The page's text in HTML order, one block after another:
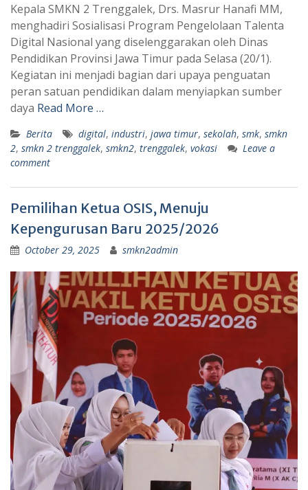
Kepala SMKN 2 Trenggalek, Drs. Masrur Hanafi MM,
menghadiri Sosialisasi Program Pengelolaan Talenta
Digital Nasional yang diselenggarakan oleh Dinas
Pendidikan Provinsi Jawa Timur pada Selasa (20/1).
Kegiatan ini menjadi bagian dari upaya penguatan
peran satuan pendidikan dalam menyiapkan sumber
daya Read More …
Berita digital, industri, jawa timur, sekolah, smk, smkn
2, smkn 2 trenggalek, smkn2, trenggalek, vokasi
Leave a
comment
Pemilihan Ketua OSIS, Menuju
Kepengurusan Baru 2025/2026
October 29, 2025 smkn2admin